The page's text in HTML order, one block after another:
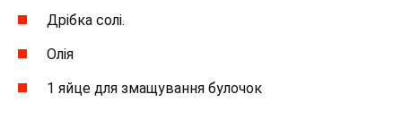
Дрібка солі.
Олія
1 яйце для змащування булочок